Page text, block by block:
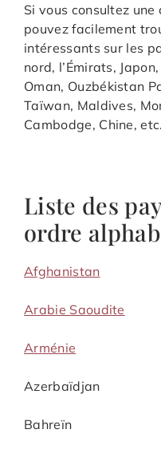
Si vous consultez une
pouvez facilement
intéressants sur les
nord, l’Émirats,
Oman, Ouzbékistan
Taïwan, Maldives,
Cambodge, Chine, etc.
Liste des
ordre
Afghanistan
Arabie Saoudite
Arménie
Azerbaïdjan
Bahreïn